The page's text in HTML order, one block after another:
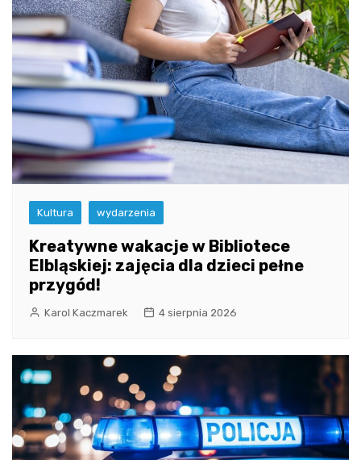
Kultura wydarzenia
Kreatywne wakacje w Bibliotece
Elbląskiej: zajęcia dla dzieci pełne
przygód!
Karol Kaczmarek 4 sierpnia 2026